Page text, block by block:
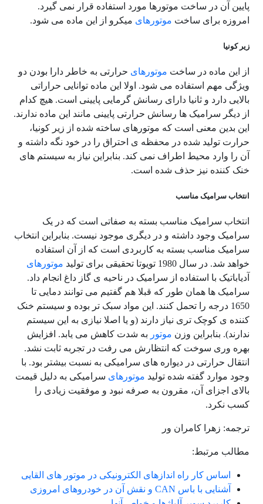
پایین آن در ساخت موتورها مورد استفاده قرار نمی گیرد.
امروزه برای ساخت موتورهای میکرو از این ماده می شود.
زیر کونیا
از این ماده در ساخت موتورهای حرارتی به خاطر دارا بودن دو
ویژگی مهم استفاده می شود. اولا این ماده توانایی حراراتی
بالایی دارد و ثانیا دارای رسانش گرمایی پایینی است. هیچ کدام
از دیگر سرامیک ها رسانش حرارتی پایینی مانند این ماده ندارند.
این بدین معنی است که موتورهای ساخته شده از زیر کونیا،
حرارت تولید شده در محفظه ی احتراق را در خود نگه داشته و
آن را وارد محیط اطراف نمی کند. بنابراین نیاز به سیستم های
خنک کننده نیز حذف شده است.
انتخاب سرامیک مناسب
انتخاب سرامیک مناسب بسته به صفاتی است که در یک
سرامیک وجود داشته و در دیگری موجود نیست. بنابراین انتخاب
سرامیک مناسب بسته به کاربردی است که از آن استفاده
خواهد شد. در سال 1980 تویوتا تحقیقی برای تولید
موتورهای
آدیاباتیک با استفاده از سرامیک در ناحیه ی گاز داغ انجام داد.
سرامیک ها همان طور که قبلا هم گفتیم می توانند دمایی تا
1650 درجه را تحمل کنند. این مواد سبک تر بوده و سیستم خنک
کننده ی کوچک تری نیاز دارند (و یا اصلا نیازی به این سیستم
ندارند). بنابراین وزن موتور به شدت کاهش می یابد. افزایش
بهره وری سوخت که انتظارش می رفت در تجربه ثابت نشد.
انتقال حرارتی در دیواره های سرامیکی به نسبت بیشتر بود. با
وجود موارد گفته شده تولید موتورهای سرامیکی به دلیل قیمت
بالای اجزای آن، مقرون به صرفه نبود و موفقیت زیادی را
کسب نکرد.
ترجمه: زهرا کامران ور
مطالب مرتبط:
اساس کار راه اندازهای الکترونیکی در موتور های القایی
آشنایی با باس CAN و نقش آن در خودروهای امروزی